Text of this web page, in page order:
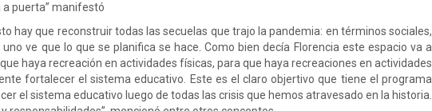
puerta” manifestó
hay que reconstruir todas las secuelas que trajo la pandemia: en términos sociales,
ve que lo que se planifica se hace. Como bien decía Florencia este espacio va a
haya recreación en actividades físicas, para que haya recreaciones en actividades
fortalecer el sistema educativo. Este es el claro objertivo que tiene el programa
el sistema educativo luego de todas las crisis que hemos atravesado en la historia.